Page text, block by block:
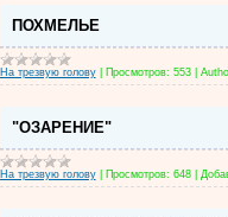
ПОХМЕЛЬЕ
На трезвую голову| Просмотров: 553|
"ОЗАРЕНИЕ"
На трезвую голову| Просмотров: 648|